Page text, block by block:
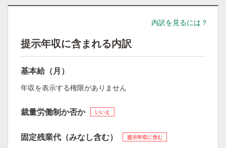
内訳を見るには？
提示年収に含まれる内訳
基本給（月）
年収を表示する権限がありません
裁量労働制か否か いいえ
固定残業代（みなし含む） 提示年収に含む